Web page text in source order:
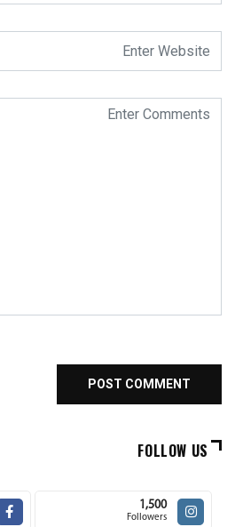
FOLLOW US
1,500
Followers